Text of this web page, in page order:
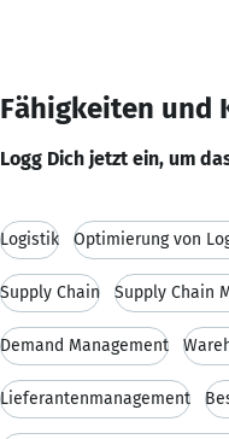
Fähigkeiten und
Logg Dich jetzt ein, um
Logistik Optimierung von
Supply Chain Supply Chain
Demand Management
Lieferantenmanagement